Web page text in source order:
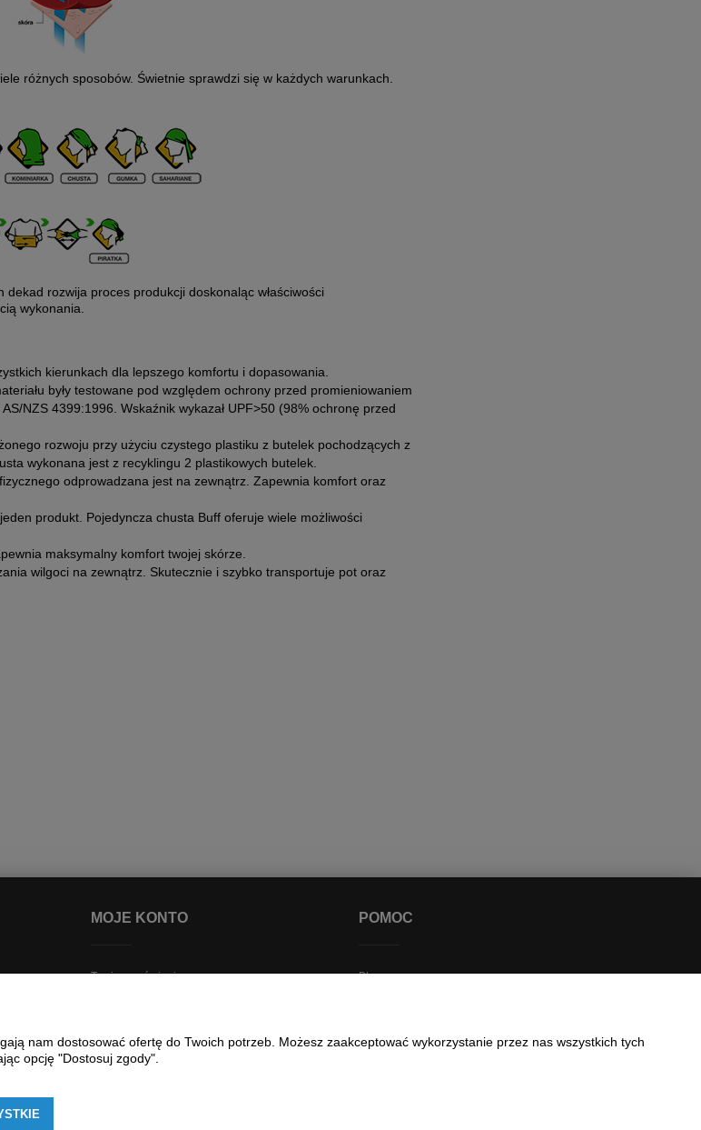
różnych sposobów. Świetnie sprawdzi się w każdych warunkach.
rozwija proces produkcji doskonaląc właściwości
wykonania.
kierunkach dla lepszego komfortu i dopasowania.
były testowane pod względem ochrony przed promieniowaniem
NZS 4399:1996. Wskaźnik wykazał UPF>50 (98% ochronę przed
rozwoju przy użyciu czystego plastiku z butelek pochodzących z
wykonana jest z recyklingu 2 plastikowych butelek.
odprowadzana jest na zewnątrz. Zapewnia komfort oraz
produkt. Pojedyncza chusta Buff oferuje wiele możliwości
maksymalny komfort twojej skórze.
wilgoci na zewnątrz. Skutecznie i szybko transportuje pot oraz
MOJE KONTO
Twoje zamówienia
Śledzenie przesyłek
POMOC
Blog
Status zamówienia
nam dostosować ofertę do Twoich potrzeb. Możesz zaakceptować wykorzystanie przez nas wszystkich tych
opcję "Dostosuj zgody".